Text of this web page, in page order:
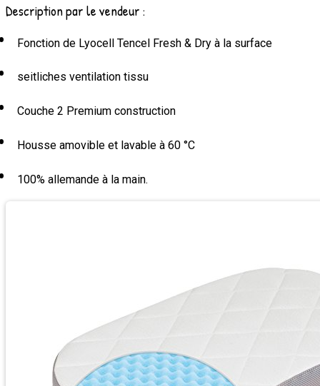
Description par le vendeur :
Fonction de Lyocell Tencel Fresh & Dry à la surface
seitliches ventilation tissu
Couche 2 Premium construction
Housse amovible et lavable à 60 °C
100% allemande à la main.